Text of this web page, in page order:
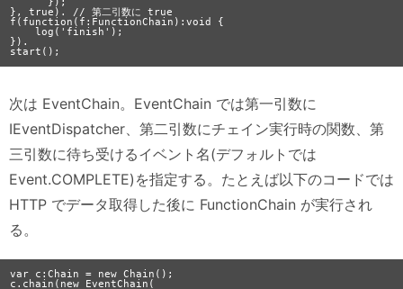
}, true). // 第二引数に true
f(function(f:FunctionChain):void {
    log('finish');
}).
次は EventChain。EventChain では第一引数に
IEventDispatcher、第二引数にチェイン実行時の関数、第
三引数に待ち受けるイベント名(デフォルトでは
Event.COMPLETE)を指定する。たとえば以下のコードでは
HTTP でデータ取得した後に FunctionChain が実行され
る。
var c:Chain = new Chain();
c.chain(new EventChain(